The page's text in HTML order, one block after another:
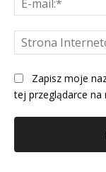
Zapisz moje
tej przeglądarce na